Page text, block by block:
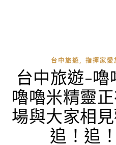
台中旅遊, 指揮家愛
台中旅遊-嚕
嚕嚕米精靈
場與大家相
追！追